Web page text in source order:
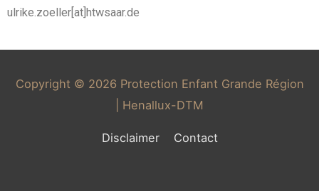
ulrike.zoeller[at]htwsaar.de
Copyright © 2026 Protection Enfant Grande Région
| Henallux-DTM
Disclaimer Contact